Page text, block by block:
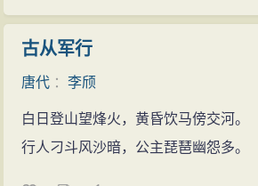
古从军行
唐代 ：李颀
白日登山望烽火，黄昏饮马傍交河。
行人刁斗风沙暗，公主琵琶幽怨多。